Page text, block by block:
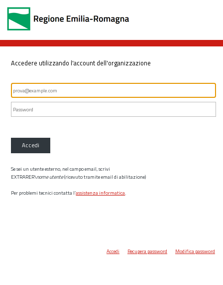
Accedere utilizzando l'account dell'organizzazione
Accedi
Se sei un utente esterno, nel campo email, scrivi
EXTRARER\nome utente(ricevuto tramite email di abilitazione)
Per problemi tecnici contatta l’assistenza informatica.
Accedi Recupera password Modifica password